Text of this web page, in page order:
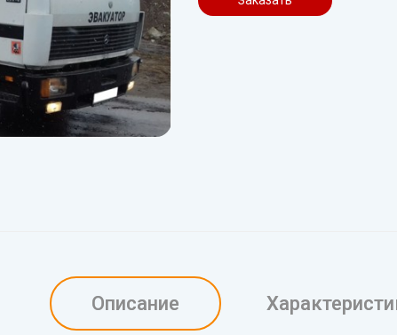
Описание